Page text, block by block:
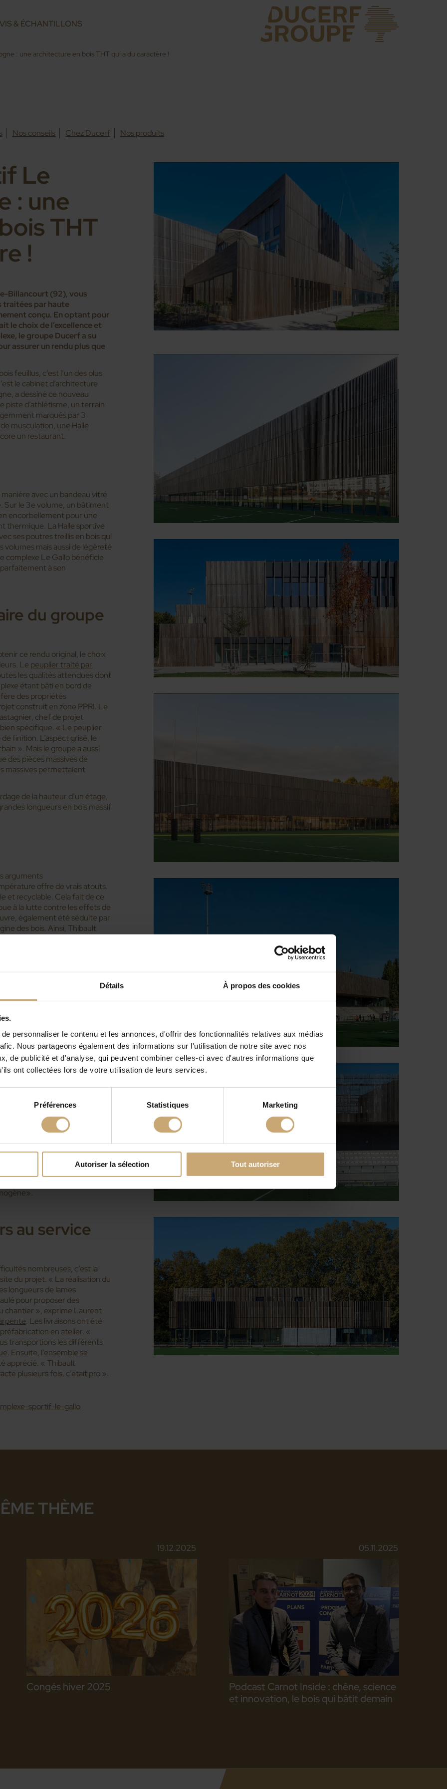
Détails À propos des cookies
personnaliser le contenu et les annonces, d'offrir des fonctionnalités relatives aux médias
Nous partageons également des informations sur l'utilisation de notre site avec nos
de publicité et d'analyse, qui peuvent combiner celles-ci avec d'autres informations que
ont collectées lors de votre utilisation de leurs services.
Préférences Statistiques Marketing
Autoriser la sélection Tout autoriser
& ÉCHANTILLONS
: une architecture en bois THT qui a du caractère !
Nos conseils Chez Ducerf Nos produits
Le
: une
THT
!
Billancourt (92), vous
traitées par haute
conçu. En optant pour
le choix de l’excellence et
le groupe Ducerf a su
assurer un rendu plus que
feuillus, c’est l’un des plus
le cabinet d’architecture
a dessiné ce nouveau
piste d’athlétisme, un terrain
marqués par 3
musculation, une Halle
un restaurant.
avec un bandeau vitré
Sur le 3e volume, un bâtiment
encorbellement pour une
thermique. La Halle sportive
ses poutres treillis en bois qui
mais aussi de légèreté
complexe Le Gallo bénéficie
à son
du groupe
ce rendu original, le choix
Le peuplier traité par
les qualités attendues dont
étant bâti en bord de
des propriétés
construit en zone PPRI. Le
chef de projet
spécifique. « Le peuplier
finition. L’aspect grisé, le
». Mais le groupe a aussi
des pièces massives de
massives permettaient
de la hauteur d’un étage,
longueurs en bois massif
arguments
offre de vrais atouts.
et recyclable. Cela fait de ce
à la lutte contre les effets de
également été séduite par
des bois. Ainsi, Thibault
chantier, ce sont
Franche-Comté et du
le responsable projet de
évident : «Le procédé THT
intrinsèquement destinées à
on obtient un
parfaitement aux exigences
pour une
: C’est l’entreprise
de charpentier, c’était de
a été travaillé à partir de
« Il s’agissait de modules qui
ensuite d’assurer une pose
a été pensée pour être au
en valeur puisqu’aucune
extérieure. La pose de
lames des aléas de
au service
nombreuses, c’est la
du projet. « La réalisation du
longueurs de lames
pour proposer des
chantier », exprime Laurent
. Les livraisons ont été
en atelier. «
transportions les différents
Ensuite, l’ensemble se
apprécié. « Thibault
plusieurs fois, c’était pro ».
sportif-le-gallo
THÈME
19.12.2025
Congés hiver 2025
05.11.2025
Podcast Carnot Inside : chêne, science
et innovation, le bois qui bâtit demain